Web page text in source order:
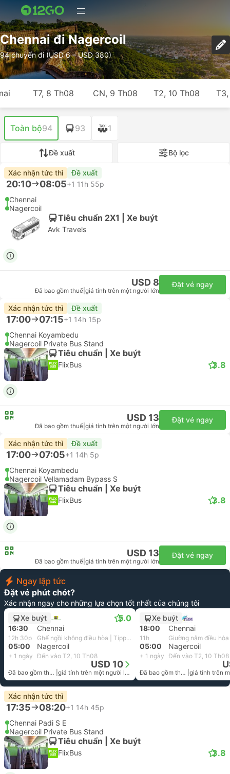
Chennai đi Nagercoil
94 chuyến đi (USD 6 – USD 380)
T7, 8 Th08 CN, 9 Th08 T2, 10 Th08 T3,
Toàn bộ94 93 1
Đề xuất Bộ lọc
Xác nhận tức thì Đề xuất
20:10 08:05+1 11h 55p
Chennai
Nagercoil
Tiêu chuẩn 2X1 | Xe buýt
Avk Travels
USD 8
Đã bao gồm thuế giá tính trên một người lớn
Đặt vé ngay
Xác nhận tức thì Đề xuất
17:00 07:15+1 14h 15p
Chennai Koyambedu
Nagercoil Private Bus Stand
Tiêu chuẩn | Xe buýt
FlixBus 3.8
USD 13
Đã bao gồm thuế giá tính trên một người lớn
Đặt vé ngay
Xác nhận tức thì Đề xuất
17:00 07:05+1 14h 5p
Chennai Koyambedu
Nagercoil Vellamadam Bypass S
Tiêu chuẩn | Xe buýt
FlixBus 3.8
USD 13
Đã bao gồm thuế giá tính trên một người lớn
Đặt vé ngay
Ngay lập tức
Đặt vé phút chót?
Xác nhận ngay cho những lựa chọn tốt nhất của chúng tôi
Xe buýt
5.0
16:30 Chennai
12h 30p Ghế ngồi không điều hòa | Tippusultan Travels
05:00 Nagercoil
+ 1 ngày Đến vào T2, 10 Th08
USD 10
Đã bao gồm thuế | giá tính trên một người lớn
Xe buýt
18:00
Chennai
11h
05:00 Nagercoil
+ 1 ngày Đến vào T2, 10 Th08
Đã bao gồm thuế |
Xác nhận tức thì
17:35 08:20+1 14h 45p
Chennai Padi S E
Nagercoil Private Bus Stand
Tiêu chuẩn | Xe buýt
FlixBus 3.8